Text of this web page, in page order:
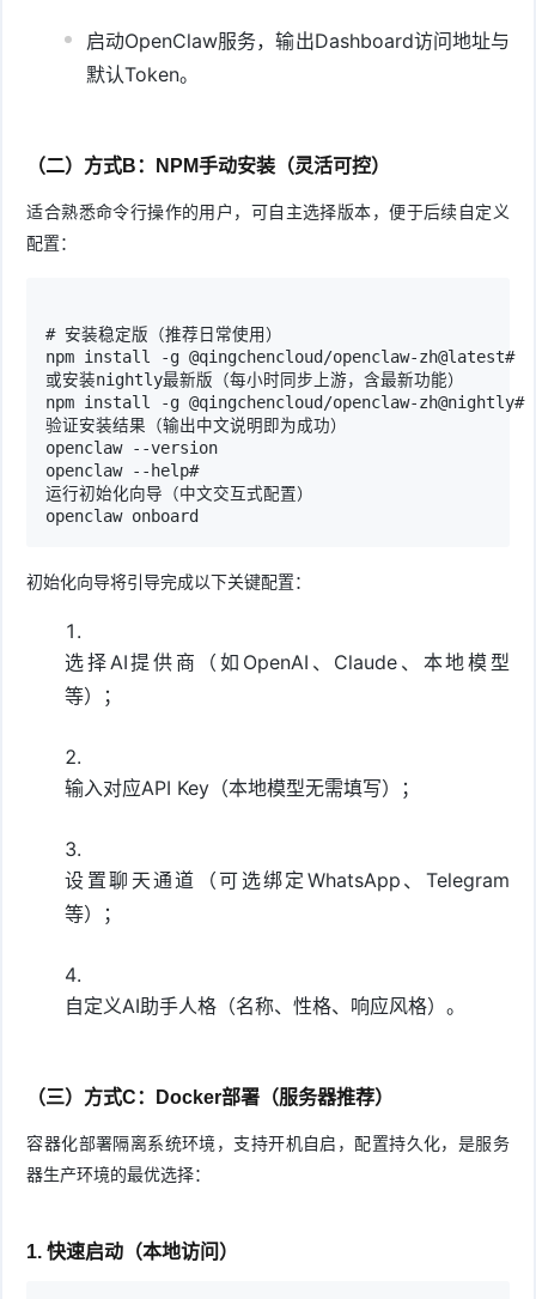
启动OpenClaw服务，输出Dashboard访问地址与
默认Token。
（二）方式B：NPM手动安装（灵活可控）
适合熟悉命令行操作的用户，可自主选择版本，便于后续自定义
配置：
# 安装稳定版（推荐日常使用）
npm install -g @qingchencloud/openclaw-zh@latest#
或安装nightly最新版（每小时同步上游，含最新功能）
npm install -g @qingchencloud/openclaw-zh@nightly#
验证安装结果（输出中文说明即为成功）
openclaw --version
openclaw --help#
运行初始化向导（中文交互式配置）
openclaw onboard
初始化向导将引导完成以下关键配置：
选择AI提供商（如OpenAI、Claude、本地模型
等）；
输入对应API Key（本地模型无需填写）；
设置聊天通道（可选绑定WhatsApp、Telegram
等）；
自定义AI助手人格（名称、性格、响应风格）。
（三）方式C：Docker部署（服务器推荐）
容器化部署隔离系统环境，支持开机自启，配置持久化，是服务
器生产环境的最优选择：
1. 快速启动（本地访问）